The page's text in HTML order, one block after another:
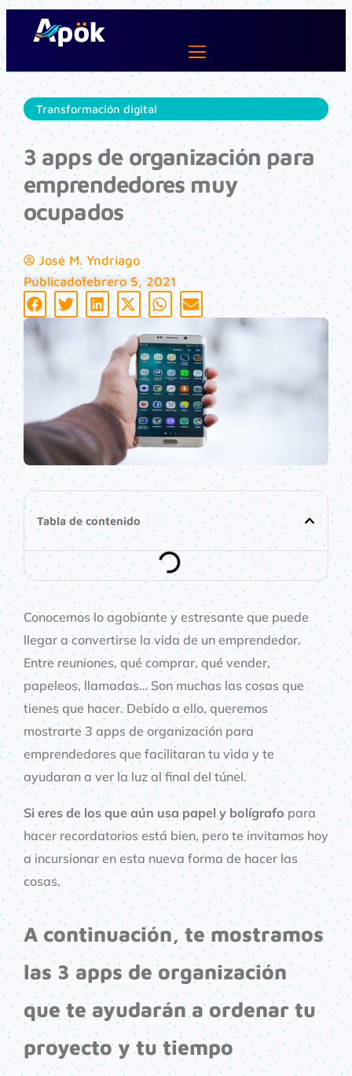
Ir
Transformación digital
3 apps de organización para
emprendedores muy
ocupados
José M. Yndriago
Publicadofebrero 5, 2021
Tabla de contenido
Conocemos lo agobiante y estresante que puede
llegar a convertirse la vida de un emprendedor.
Entre reuniones, qué comprar, qué vender,
papeleos, llamadas… Son muchas las cosas que
tienes que hacer. Debido a ello, queremos
mostrarte 3 apps de organización para
emprendedores que facilitaran tu vida y te
ayudaran a ver la luz al final del túnel.
Si eres de los que aún usa papel y bolígrafopara
hacer recordatorios está bien, pero te invitamos hoy
a incursionar en esta nueva forma de hacer las
cosas.
A continuación, te mostramos
las 3 apps de organización
que te ayudarán a ordenar tu
proyecto y tu tiempo